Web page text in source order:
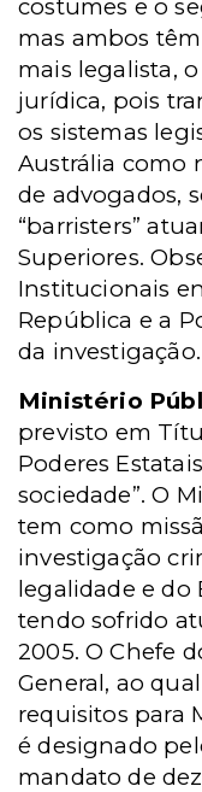
costumes e o
mas ambos
mais legalista,
jurídica, pois
os sistemas
Austrália como
de advogados,
“barristers”
Superiores.
Institucionais
República e a
da investigação.
Ministério
previsto em
Poderes
sociedade”. O
tem como
investigação
legalidade e do
tendo sofrido
2005. O Chefe
General, ao
requisitos para
é designado
mandato de